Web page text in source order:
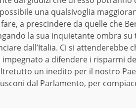
una qualsivoglia
a prescindere da quelle che
la sua inquietante ombra su
dall’Italia. Ci si attenderebbe
a difendere i risparmi
un inedito per il nostro
dal Parlamento, per